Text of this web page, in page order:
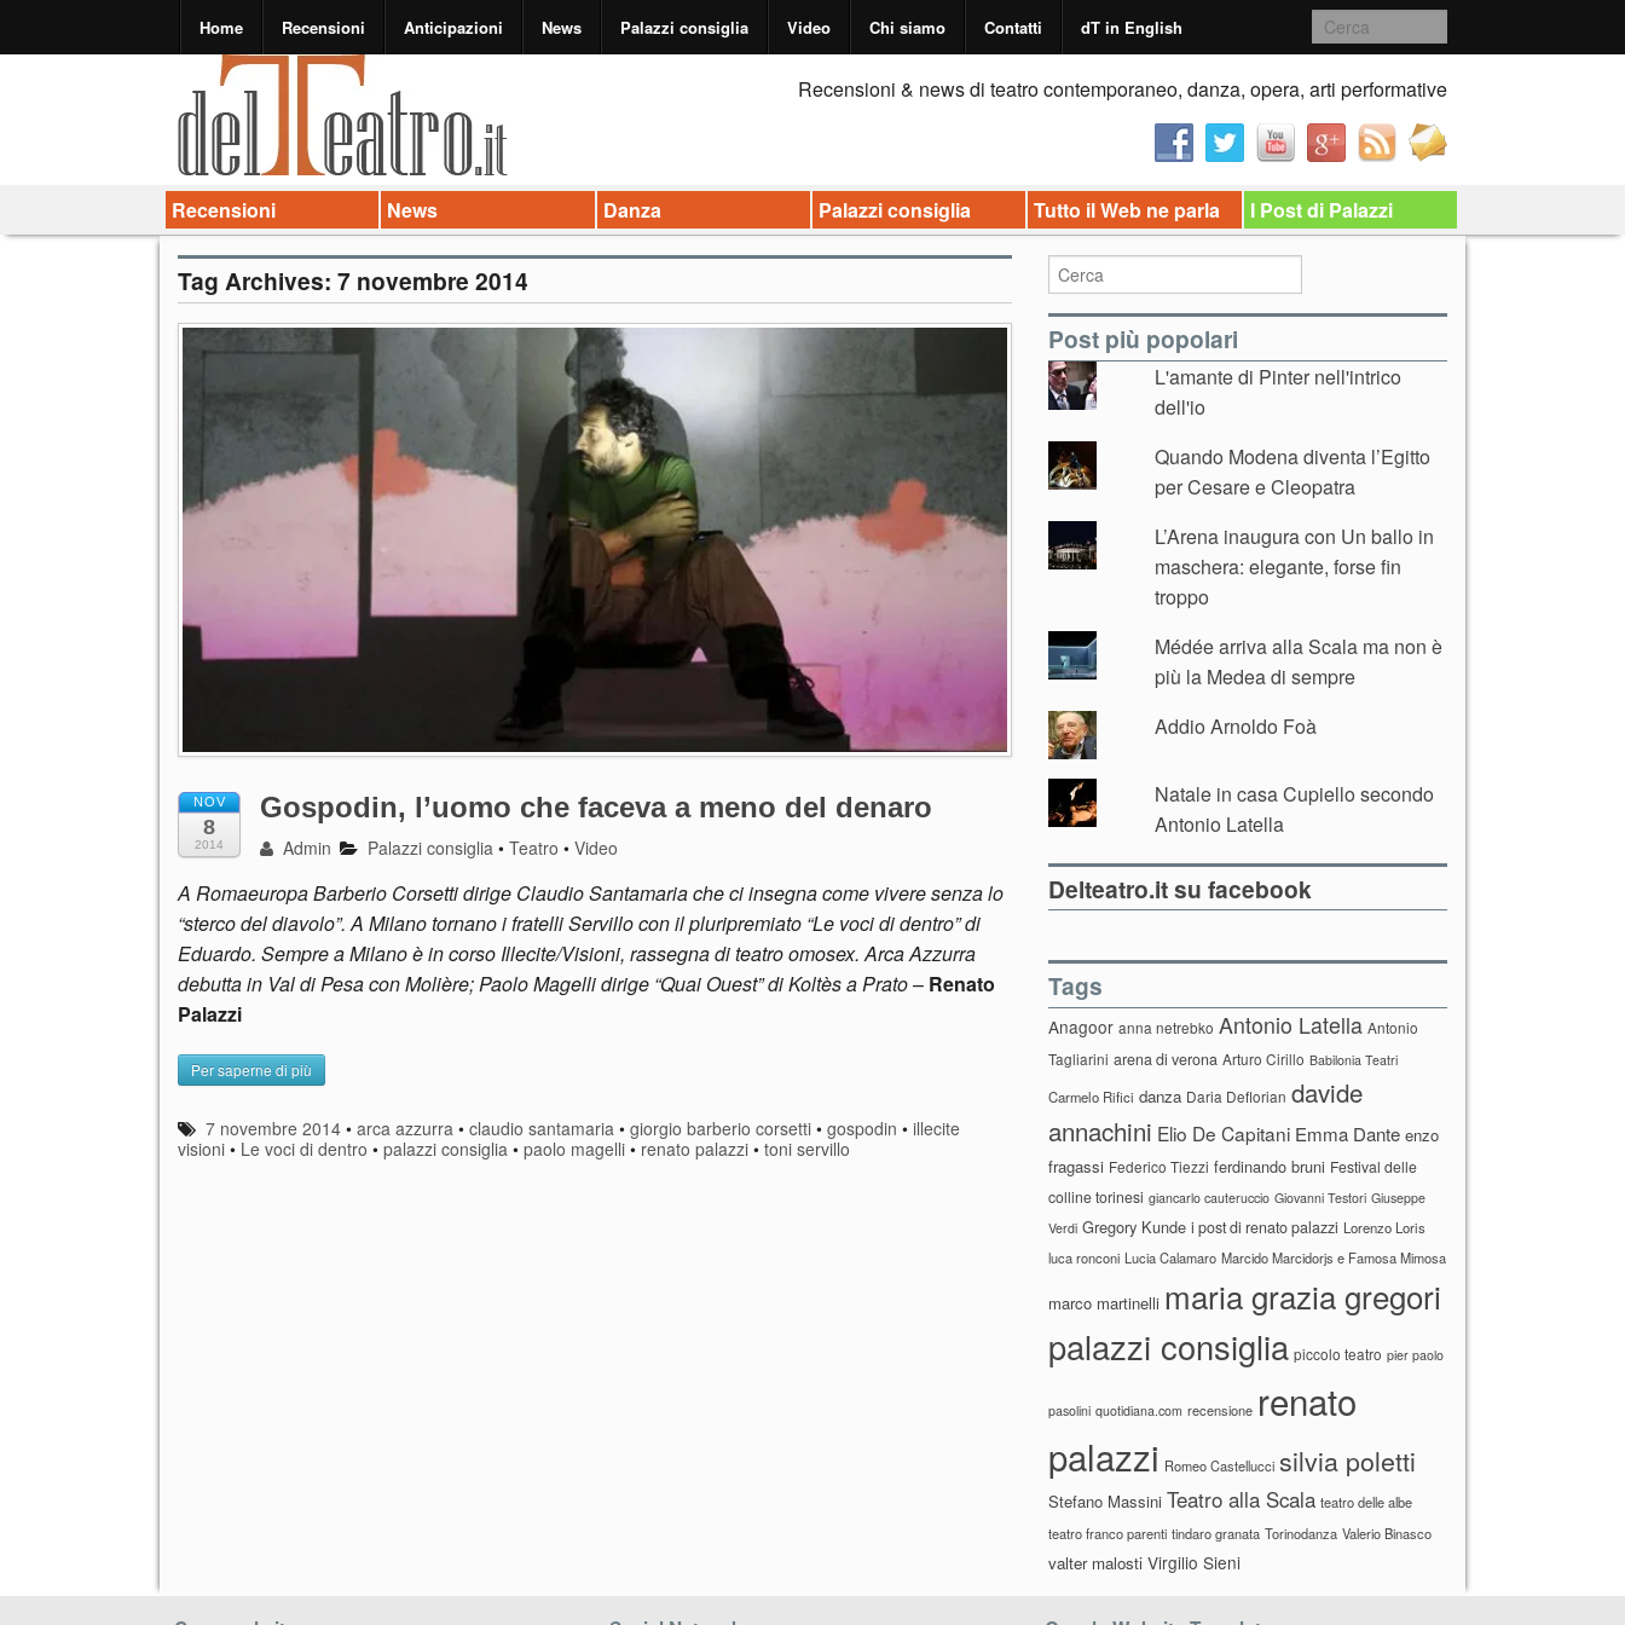
Home Recensioni Anticipazioni News Palazzi consiglia Video Chi siamo Contatti dT in English
Recensioni & news di teatro contemporaneo, danza, opera, arti performative
Recensioni News Danza Palazzi consiglia Tutto il Web ne parla I Post di Palazzi
Tag Archives: 7 novembre 2014
NOV
8
2014
Gospodin, l’uomo che faceva a meno del denaro
Admin Palazzi consiglia •Teatro •Video
A Romaeuropa Barberio Corsetti dirige Claudio Santamaria che ci insegna come vivere senza lo
“sterco del diavolo”. A Milano tornano i fratelli Servillo con il pluripremiato “Le voci di dentro” di
Eduardo. Sempre a Milano è in corso Illecite/Visioni, rassegna di teatro omosex. Arca Azzurra
debutta in Val di Pesa con Molière; Paolo Magelli dirige “Quai Ouest” di Koltès a Prato– Renato
Palazzi
Per saperne di più
7 novembre 2014 •arca azzurra •claudio santamaria •giorgio barberio corsetti •gospodin •illecite
visioni • Le voci di dentro • palazzi consiglia • paolo magelli • renato palazzi • toni servillo
Post più popolari
L'amante di Pinter nell'intrico
dell'io
Quando Modena diventa l’Egitto
per Cesare e Cleopatra
L’Arena inaugura con Un ballo in
maschera: elegante, forse fin
troppo
Médée arriva alla Scala ma non è
più la Medea di sempre
Addio Arnoldo Foà
Natale in casa Cupiello secondo
Antonio Latella
Delteatro.it su facebook
Tags
Anagoor anna netrebko Antonio Latella Antonio
Tagliarini arena di verona Arturo Cirillo Babilonia Teatri
Carmelo Rifici danza Daria Deflorian davide
annachini Elio De Capitani Emma Dante enzo
fragassi Federico Tiezzi ferdinando bruni Festival delle
colline torinesi giancarlo cauteruccio Giovanni Testori Giuseppe
Verdi Gregory Kunde i post di renato palazzi Lorenzo Loris
luca ronconi Lucia Calamaro Marcido Marcidorjs e Famosa Mimosa
marco martinelli maria grazia gregori
palazzi consiglia piccolo teatro pier paolo
pasolini quotidiana.com recensione renato
palazzi Romeo Castellucci silvia poletti
Stefano Massini Teatro alla Scala teatro delle albe
teatro franco parenti tindaro granata Torinodanza Valerio Binasco
valter malosti Virgilio Sieni